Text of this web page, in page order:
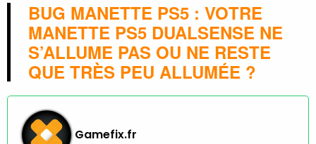
BUG MANETTE PS5 : VOTRE
MANETTE PS5 DUALSENSE NE
S’ALLUME PAS OU NE RESTE
QUE TRÈS PEU ALLUMÉE ?
Gamefix.fr